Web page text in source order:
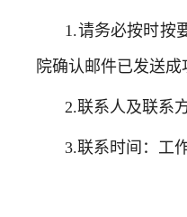
1.请务必按时按
院确认邮件已发送
2.联系人及联系
3.联系时间：工